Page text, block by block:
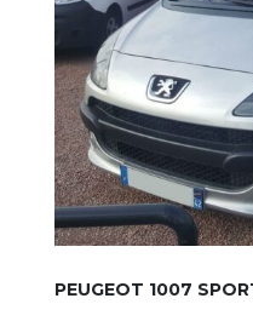
PEUGEOT 1007